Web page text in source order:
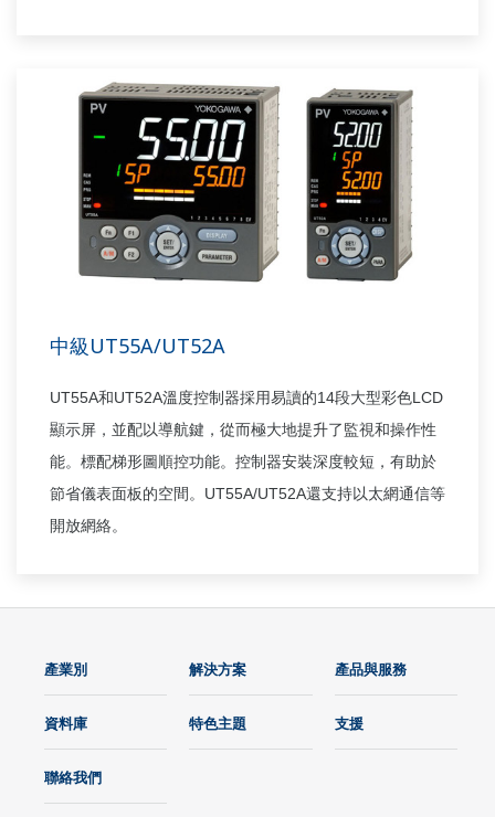
中級UT55A/UT52A
UT55A和 UT52A溫度控制器採用易讀的14段大型彩色LCD
顯示屏，並配以導航鍵，從而極大地提升了監視和操作性
能。標配梯形圖順控功能。控制器安裝深度較短，有助於
節省儀表面板的空間。 UT55A/UT52A還支持以太網通信等
開放網絡。
產業別 解決方案 產品與服務
資料庫 特色主題 支援
聯絡我們